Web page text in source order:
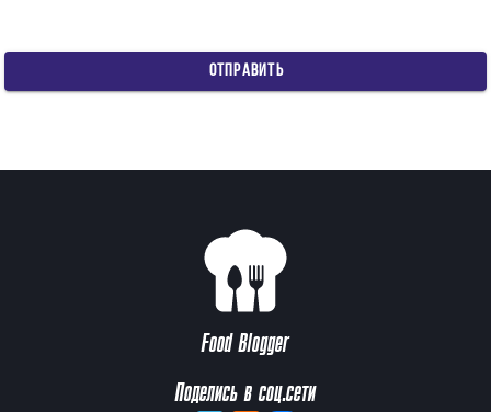
ОТПРАВИТЬ
Food Blogger
Поделись в соц.сети